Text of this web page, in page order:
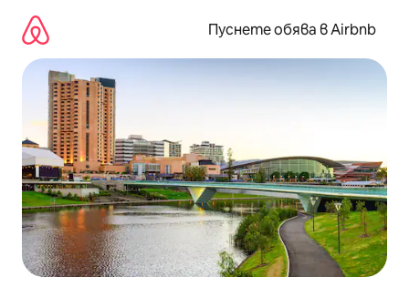
съдържанието
Пуснете обява в Airbnb